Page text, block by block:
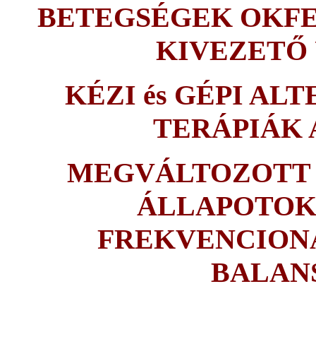
BETEGSÉGEK
KIVEZETŐ
KÉZI és GÉPI
TERÁPIÁK